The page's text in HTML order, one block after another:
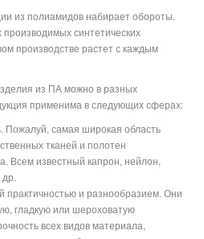
из полиамидов набирает обороты.
синтетических
производстве растет с каждым
из ПА можно в разных
применима в следующих сферах:
Пожалуй, самая широкая область
тканей и полотен
Всем известный капрон, нейлон,
практичностью и разнообразием. Они
гладкую или шероховатую
всех видов материала,